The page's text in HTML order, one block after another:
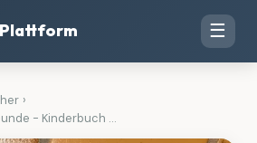
☰
›
- Kinderbuch ...